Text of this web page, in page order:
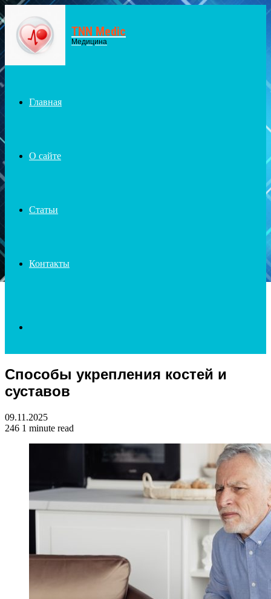
Menu TNN Medic
Медицина
Главная
О сайте
Статьи
Контакты
for
Способы укрепления костей и
суставов
09.11.2025
246 1 minute read